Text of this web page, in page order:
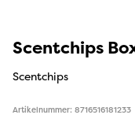
Scentchips
Scentchips
Artikelnummer: 8716516181233